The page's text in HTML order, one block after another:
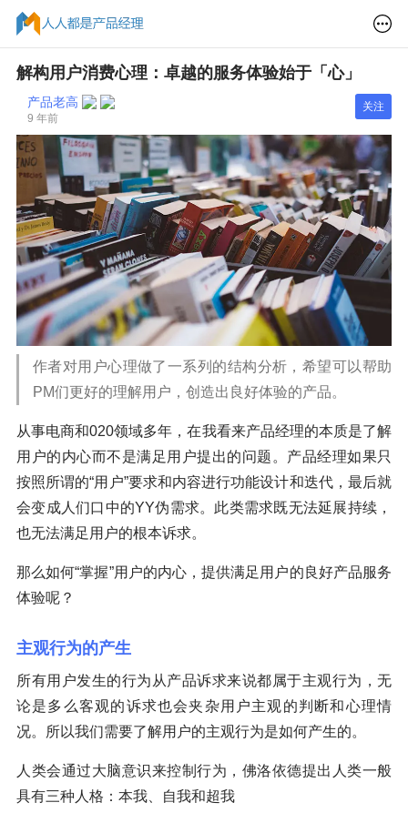
解构用户消费心理：卓越的服务体验始于「心」
产品老高
9 年前
关注
作者对用户心理做了一系列的结构分析，希望可以帮助
PM们更好的理解用户，创造出良好体验的产品。
从事电商和020领域多年，在我看来产品经理的本质是了解
用户的内心而不是满足用户提出的问题。产品经理如果只
按照所谓的“用户”要求和内容进行功能设计和迭代，最后就
会变成人们口中的YY伪需求。此类需求既无法延展持续，
也无法满足用户的根本诉求。
那么如何“掌握”用户的内心，提供满足用户的良好产品服务
体验呢？
主观行为的产生
所有用户发生的行为从产品诉求来说都属于主观行为，无
论是多么客观的诉求也会夹杂用户主观的判断和心理情
况。所以我们需要了解用户的主观行为是如何产生的。
人类会通过大脑意识来控制行为，佛洛依德提出人类一般
具有三种人格：本我、自我和超我